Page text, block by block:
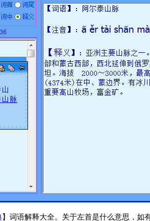
】词语解释大全。关于左首是什么意思，如